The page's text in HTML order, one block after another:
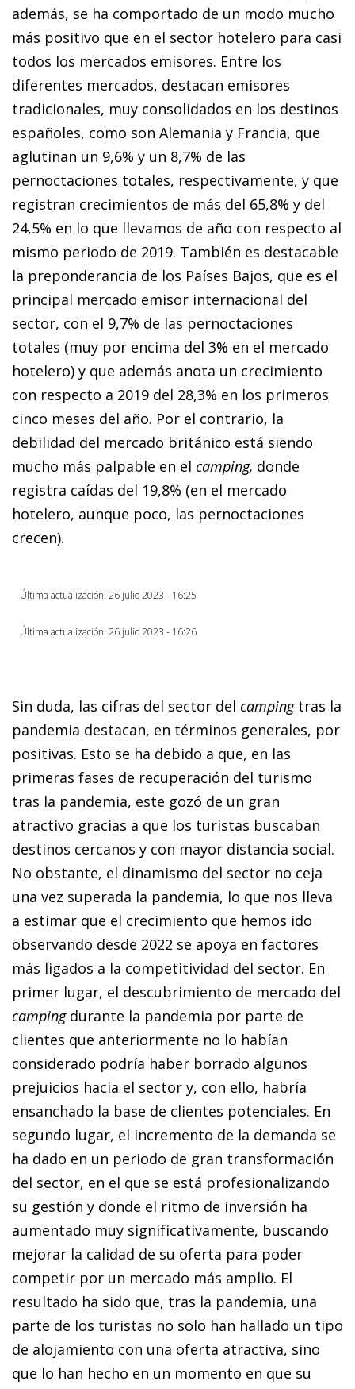
además, se ha comportado de un modo mucho
más positivo que en el sector hotelero para casi
todos los mercados emisores. Entre los
diferentes mercados, destacan emisores
tradicionales, muy consolidados en los destinos
españoles, como son Alemania y Francia, que
aglutinan un 9,6% y un 8,7% de las
pernoctaciones totales, respectivamente, y que
registran crecimientos de más del 65,8% y del
24,5% en lo que llevamos de año con respecto al
mismo periodo de 2019. También es destacable
la preponderancia de los Países Bajos, que es el
principal mercado emisor internacional del
sector, con el 9,7% de las pernoctaciones
totales (muy por encima del 3% en el mercado
hotelero) y que además anota un crecimiento
con respecto a 2019 del 28,3% en los primeros
cinco meses del año. Por el contrario, la
debilidad del mercado británico está siendo
mucho más palpable en el camping, donde
registra caídas del 19,8% (en el mercado
hotelero, aunque poco, las pernoctaciones
crecen).
Última actualización: 26 julio 2023 - 16:25
Última actualización: 26 julio 2023 - 16:26
Sin duda, las cifras del sector del campingtras la
pandemia destacan, en términos generales, por
positivas. Esto se ha debido a que, en las
primeras fases de recuperación del turismo
tras la pandemia, este gozó de un gran
atractivo gracias a que los turistas buscaban
destinos cercanos y con mayor distancia social.
No obstante, el dinamismo del sector no ceja
una vez superada la pandemia, lo que nos lleva
a estimar que el crecimiento que hemos ido
observando desde 2022 se apoya en factores
más ligados a la competitividad del sector. En
primer lugar, el descubrimiento de mercado del
campingdurante la pandemia por parte de
clientes que anteriormente no lo habían
considerado podría haber borrado algunos
prejuicios hacia el sector y, con ello, habría
ensanchado la base de clientes potenciales. En
segundo lugar, el incremento de la demanda se
ha dado en un periodo de gran transformación
del sector, en el que se está profesionalizando
su gestión y donde el ritmo de inversión ha
aumentado muy significativamente, buscando
mejorar la calidad de su oferta para poder
competir por un mercado más amplio. El
resultado ha sido que, tras la pandemia, una
parte de los turistas no solo han hallado un tipo
de alojamiento con una oferta atractiva, sino
que lo han hecho en un momento en que su